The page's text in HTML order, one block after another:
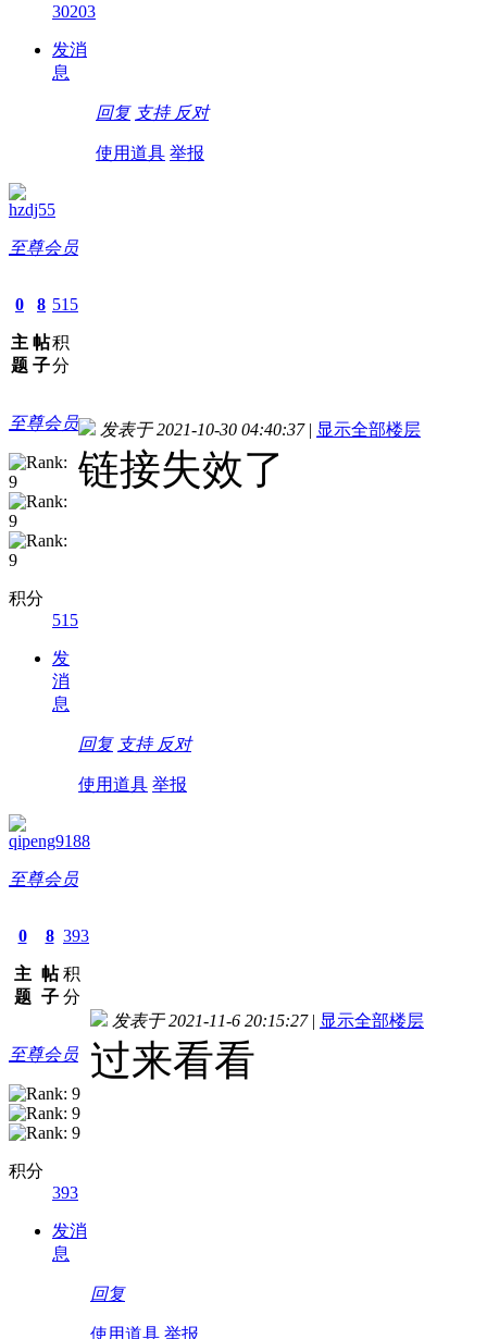
30203
发消
息
回复 支持 反对
使用道具 举报
hzdj55
至尊会员
0
主
题
8
帖
子
515
积
分
至尊会员
积分
515
发
消
息
发表于 2021-10-30 04:40:37 | 显示全部楼层
链接失效了
回复 支持 反对
使用道具 举报
qipeng9188
至尊会员
0
主
题
8
帖
子
393
积
分
至尊会员
积分
393
发消
息
发表于 2021-11-6 20:15:27 | 显示全部楼层
过来看看
回复
使用道具 举报